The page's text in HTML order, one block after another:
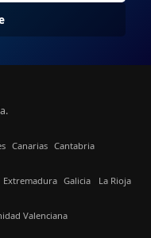
Canarias Cantabria
Extremadura Galicia La Rioja
Valenciana